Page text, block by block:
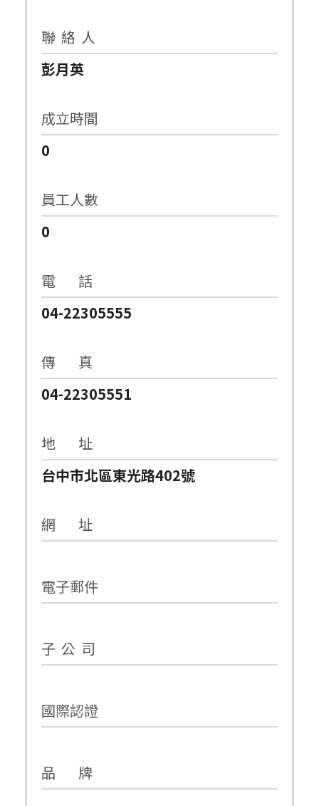
聯 絡 人
彭月英
成立時間
0
員工人數
0
電 話
04-22305555
傳 真
04-22305551
地 址
台中市北區東光路402號
網 址
電子郵件
子 公 司
國際認證
品 牌